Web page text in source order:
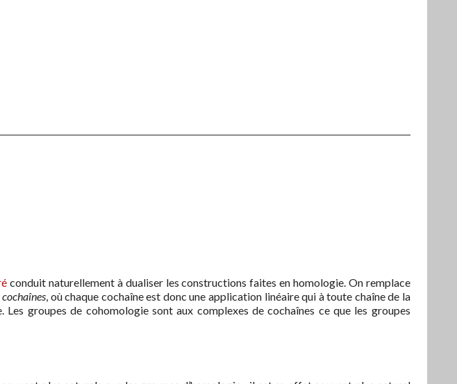
conduit naturellement à dualiser les constructions faites en homologie. On remplace
cochaînes , où chaque cochaîne est donc une application linéaire qui à toute chaîne de la
groupes de cohomologie sont aux complexes de cochaînes ce que les groupes